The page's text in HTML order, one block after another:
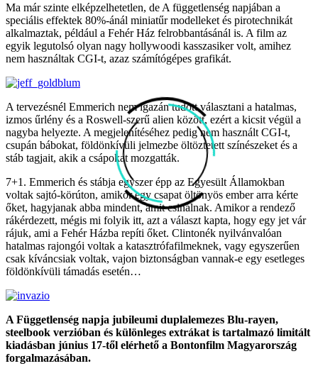
Ma már szinte elképzelhetetlen, de A függetlenség napjában a
speciális effektek 80%-ánál miniatűr modelleket és pirotechnikát
alkalmaztak, például a Fehér Ház felrobbantásánál is. A film az
egyik legutolsó olyan nagy hollywoodi kasszasiker volt, amihez
nem használtak CGI-t, azaz számítógépes grafikát.
A tervezésnél Emmerich nem igazán tudott választani a hatalmas,
izmos űrlény és a Roswell-szerű alien között, ezért a kicsit végül a
nagyba helyezte. A megjelenítéséhez pedig nem használt CGI-t,
csupán bábokat, földönkívüli jelmezbe öltöztetett színészeket és a
stáb tagjait, akik a csápokat mozgatták.
7+1. Emmerich és stábja egyszer épp az Egyesült Államokban
voltak sajtó-körúton, amikor egy csapat öltönyös ember arra kérte
őket, hagyjanak abba mindent, amit csinálnak. Amikor a rendező
rákérdezett, mégis mi folyik itt, azt a választ kapta, hogy egy jet vár
rájuk, ami a Fehér Házba repíti őket. Clintonék nyilvánvalóan
hatalmas rajongói voltak a katasztrófafilmeknek, vagy egyszerűen
csak kíváncsiak voltak, vajon biztonságban vannak-e egy esetleges
földönkívüli támadás esetén…
A Függetlenség napja jubileumi duplalemezes Blu-rayen,
steelbook verzióban és különleges extrákat is tartalmazó limitált
kiadásban június 17-től elérhető a Bontonfilm Magyarország
forgalmazásában.